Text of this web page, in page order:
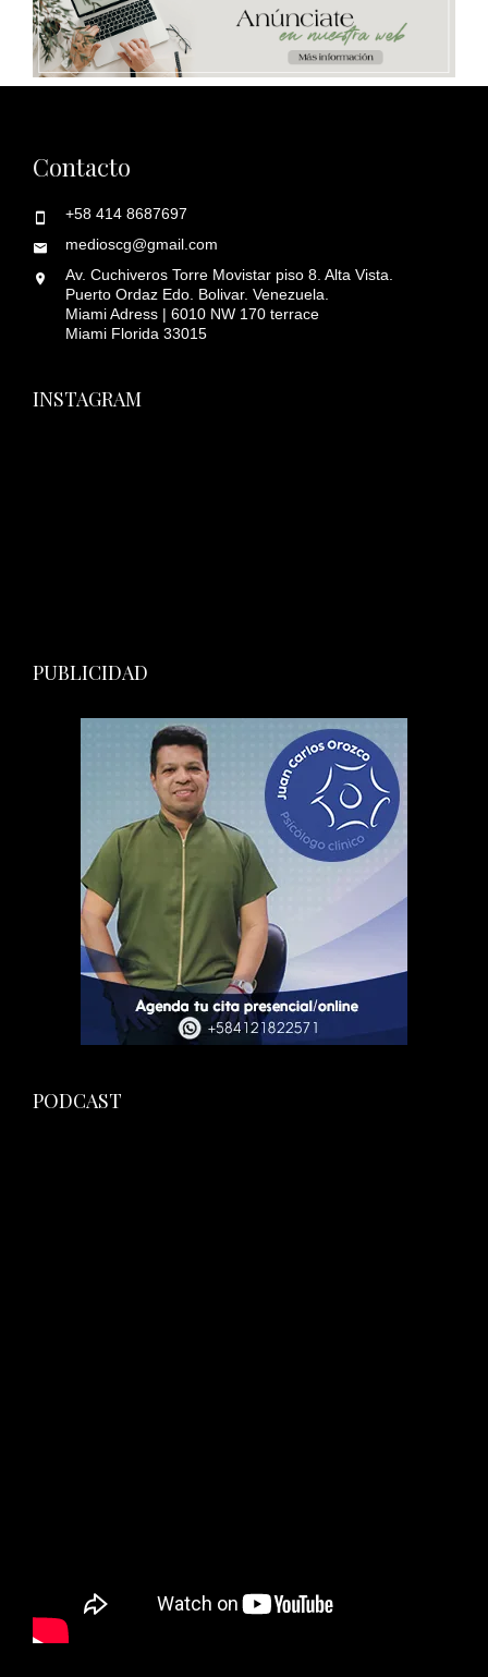
Contacto
+58 414 8687697
medioscg@gmail.com
Av. Cuchiveros Torre Movistar piso 8. Alta Vista.
Puerto Ordaz Edo. Bolivar. Venezuela.
Miami Adress | 6010 NW 170 terrace
Miami Florida 33015
INSTAGRAM
PUBLICIDAD
PODCAST